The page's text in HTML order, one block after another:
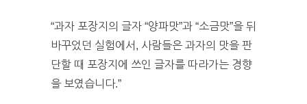
“과자 포장지의 글자 “양파맛”과 “소금맛”을 뒤
바꾸었던 실험에서, 사람들은 과자의 맛을 판
단할 때 포장지에 쓰인 글자를 따라가는 경향
을 보였습니다.”